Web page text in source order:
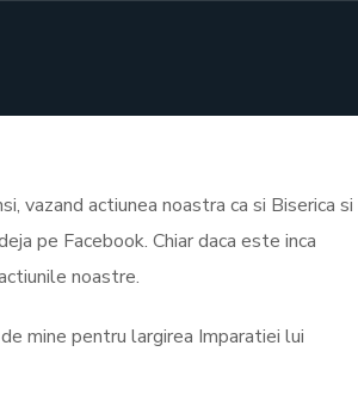
vazand actiunea noastra ca si Biserica si
pe Facebook. Chiar daca este inca
noastre.
mine pentru largirea Imparatiei lui